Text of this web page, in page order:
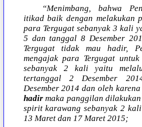
“Menimbang, bahwa
itikad baik dengan melakukan
para Tergugat sebanyak 3 kali
5 dan tanggal 8 Desember
Tergugat tidak mau hadir,
mengajak para Tergugat
sebanyak 2 kali yaitu
tertanggal 2 Desember
Desember 2014 dan oleh
hadirmaka panggilan
spirit karawang sebanyak 2
13 Maret dan 17 Maret 2015;